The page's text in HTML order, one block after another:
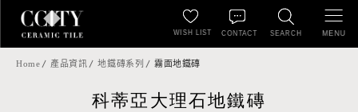
SEARCH
WISH LIST CONTACT MENU
Home 產品資訊 地鐵磚系列 霧面地鐵磚
科蒂亞大理石地鐵磚